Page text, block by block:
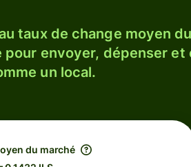
taux de change moyen
envoyer, dépenser
un local.
du marché